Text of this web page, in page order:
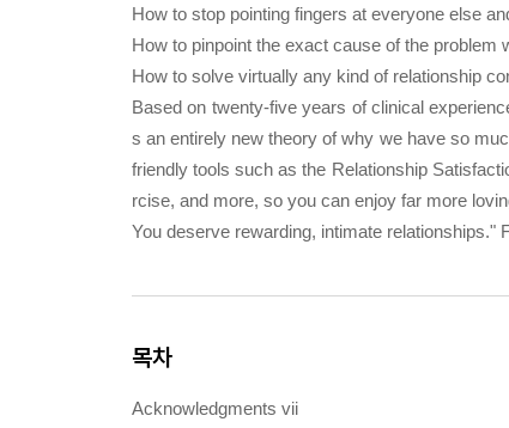
How to stop pointing fingers at everyone else
How to pinpoint the exact cause of the problem
How to solve virtually any kind of relationship
Based on twenty-five years of clinical
s an entirely new theory of why we have so
friendly tools such as the Relationship
rcise, and more, so you can enjoy far more
You deserve rewarding, intimate relationships."
목차
Acknowledgments vii